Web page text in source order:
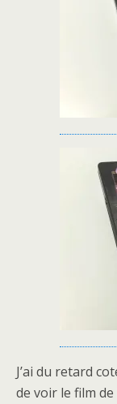
J’ai du retard
de voir le film